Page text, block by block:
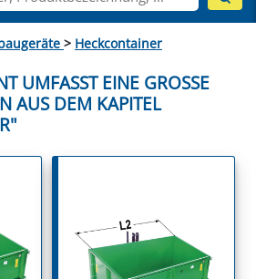
> Heckcontainer
UMFASST EINE GROSSE M
DEM KAPITEL "